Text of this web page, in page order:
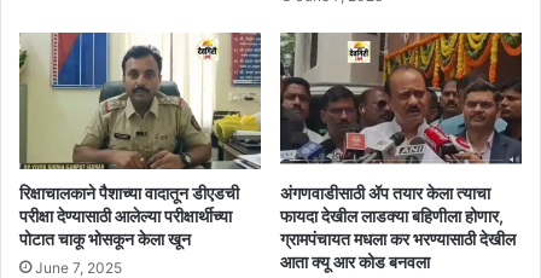
रिक्षाचालकाने पैशाच्या वादातून डीएडची
परीक्षा देण्यासाठी आलेल्या परीक्षार्थीच्या
पोटात चाकू भोसकून केला खून
June 7, 2025
अंगणवाडीसाठी ॲप तयार केला त्याचा
फायदा देखील लाडक्या बहिणीला होणार,
ग्रामपंचायत मधला कर भरण्यासाठी देखील
आता क्यू आर कोड बनवला